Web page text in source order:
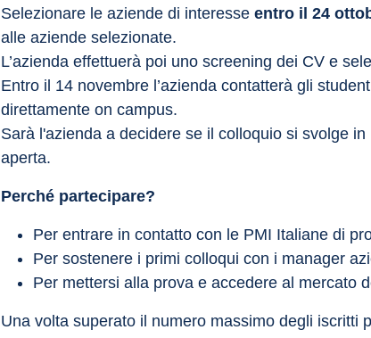
Selezionare le aziende di interesse entro il 24
alle aziende selezionate.
L’azienda effettuerà poi uno screening dei CV e
Entro il 14 novembre l’azienda contatterà gli
direttamente on campus.
Sarà l'azienda a decidere se il colloquio si svolge
aperta.
Perché partecipare?
Per entrare in contatto con le PMI Italiane di
Per sostenere i primi colloqui con i manager
Per mettersi alla prova e accedere al mercato
Una volta superato il numero massimo degli iscritti